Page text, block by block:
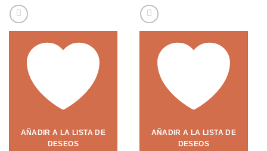
AÑADIR A LA LISTA DE
DESEOS
AÑADIR A LA LISTA DE
DESEOS